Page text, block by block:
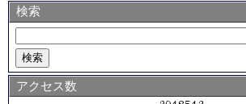
検索
アクセス数